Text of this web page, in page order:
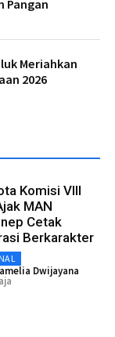
Pangan
Meriahkan
2026
Komisi VIII
MAN
Cetak
Berkarakter
Dwijayana